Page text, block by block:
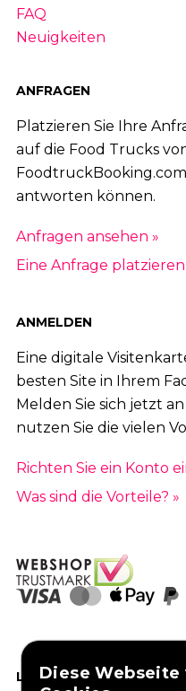
FAQ
Neuigkeiten
ANFRAGEN
Platzieren Sie Ihre
auf die Food Trucks
FoodtruckBooking.com
antworten können.
Anfragen ansehen »
Eine Anfrage platzieren
ANMELDEN
Eine digitale
besten Site in Ihrem
Melden Sie sich jetzt
nutzen Sie die vielen
Richten Sie ein Konto
Was sind die Vorteile? »
LIKEN SIE UNS AUF
Diese